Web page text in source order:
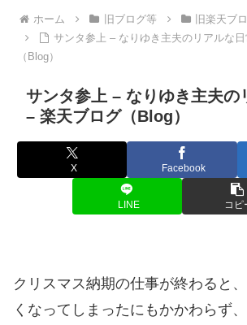
ホーム 旧ブログ等 旧楽天ブ
サンタ参上 – なりゆき主夫のリアルな
（Blog）
サンタ参上 – なりゆき主夫の
– 楽天ブログ（Blog）
X Facebook
LINE コピ
クリスマス納期の仕事が終わると
くなってしまったにもかかわらず